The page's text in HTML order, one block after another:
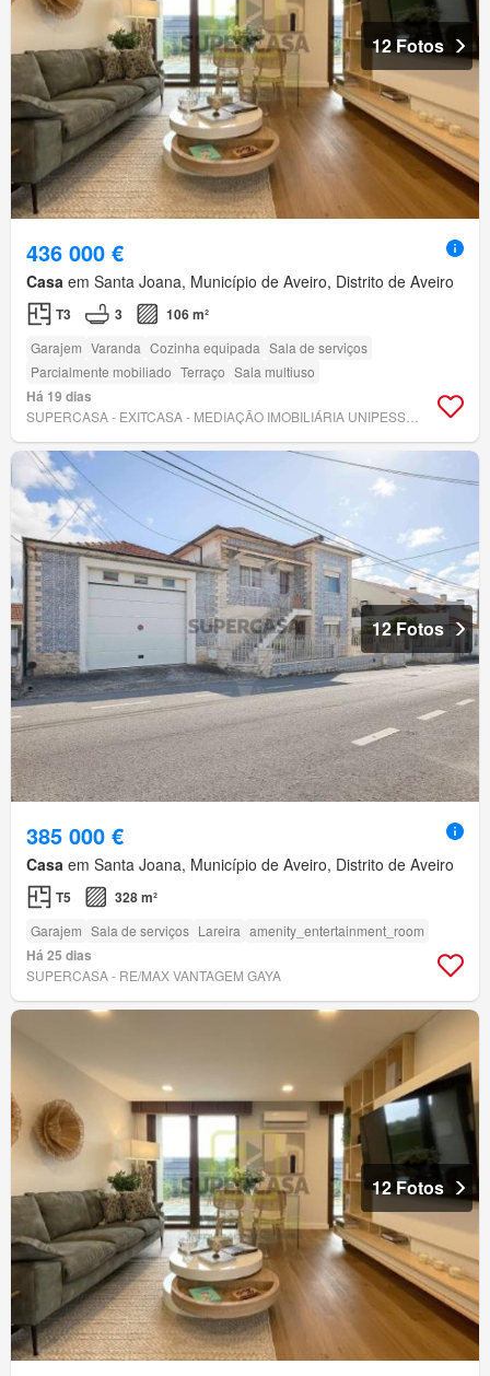
12 Fotos
436 000 €
Casa em Santa Joana, Município de Aveiro, Distrito de Aveiro
T3 3 106 m²
Garajem Varanda Cozinha equipada Sala de serviços
Parcialmente mobiliado Terraço Sala multiuso
Há 19 dias
12 Fotos
385 000 €
Casa em Santa Joana, Município de Aveiro, Distrito de Aveiro
T5 328 m²
Garajem Sala de serviços Lareira amenity_entertainment_room
Há 25 dias
SUPERCASA - RE/MAX VANTAGEM GAYA
12 Fotos